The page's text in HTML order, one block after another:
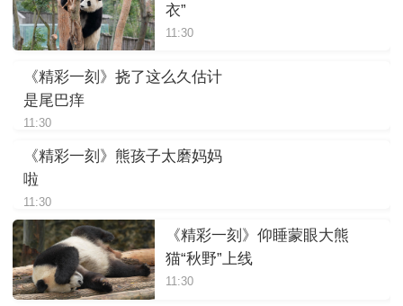
衣”
11:30
《精彩一刻》挠了这么久估计
是尾巴痒
11:30
《精彩一刻》熊孩子太磨妈妈
啦
11:30
《精彩一刻》仰睡蒙眼大熊
猫“秋野”上线
11:30